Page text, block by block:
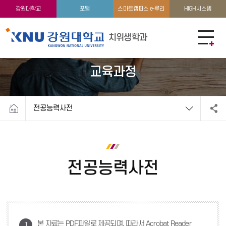
강원대학교 포털 스마트캠퍼스 e-루리 HIGH시스템
치위생학과
학과소개 학생활동
교육과정
전공능력사전
전공능력사전
본 자료는 PDF파일로 제공되며, 따라서 Acrobat Reader